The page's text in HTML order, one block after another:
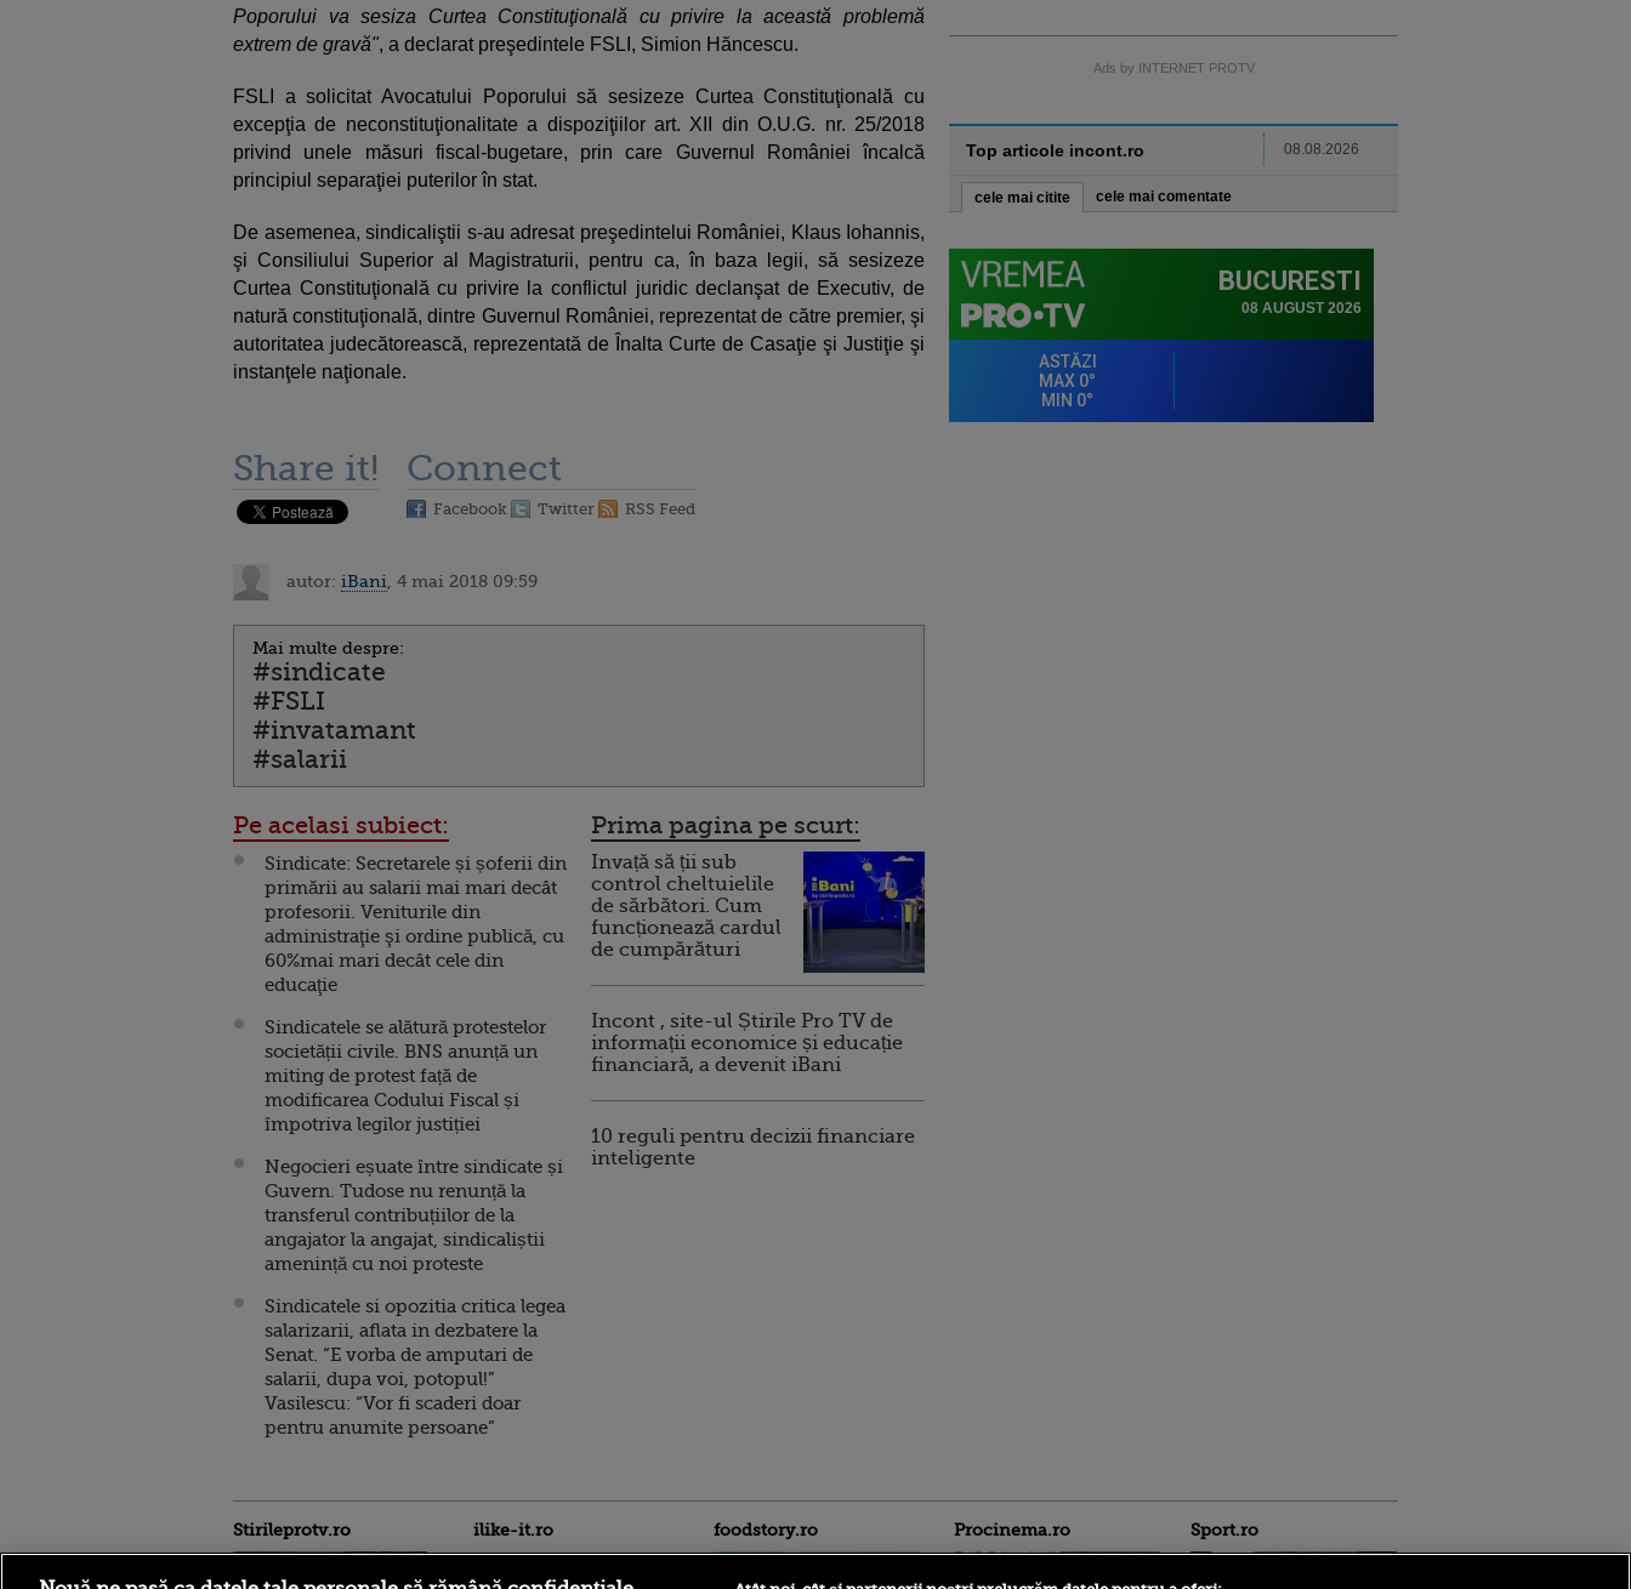
Poporului va sesiza Curtea Constituţională cu privire la această problemă
extrem de gravă", a declarat preşedintele FSLI, Simion Hăncescu.
FSLI a solicitat Avocatului Poporului să sesizeze Curtea Constituţională cu
excepţia de neconstituţionalitate a dispoziţiilor art. XII din O.U.G. nr. 25/2018
privind unele măsuri fiscal-bugetare, prin care Guvernul României încalcă
principiul separaţiei puterilor în stat.
De asemenea, sindicaliştii s-au adresat preşedintelui României, Klaus Iohannis,
şi Consiliului Superior al Magistraturii, pentru ca, în baza legii, să sesizeze
Curtea Constituţională cu privire la conflictul juridic declanşat de Executiv, de
natură constituţională, dintre Guvernul României, reprezentat de către premier, şi
autoritatea judecătorească, reprezentată de Înalta Curte de Casaţie şi Justiţie şi
instanţele naţionale.
Share it! Connect
Facebook Twitter RSS Feed
autor: iBani , 4 mai 2018 09:59
Mai multe despre:
#sindicate
#FSLI
#invatamant
#salarii
Pe acelasi subiect:
Sindicate: Secretarele și șoferii din
primării au salarii mai mari decât
profesorii. Veniturile din
administraţie şi ordine publică, cu
60%mai mari decât cele din
educaţie
Sindicatele se alătură protestelor
societății civile. BNS anunță un
miting de protest față de
modificarea Codului Fiscal și
împotriva legilor justiției
Negocieri eșuate între sindicate și
Guvern. Tudose nu renunță la
transferul contribuțiilor de la
angajator la angajat, sindicaliștii
amenință cu noi proteste
Sindicatele si opozitia critica legea
salarizarii, aflata in dezbatere la
Senat. “E vorba de amputari de
salarii, dupa voi, potopul!”
Vasilescu: “Vor fi scaderi doar
pentru anumite persoane”
Prima pagina pe scurt:
Invață să ții sub
control cheltuielile
de sărbători. Cum
funcționează cardul
de cumpărături
Incont , site-ul Știrile Pro TV de
informații economice și educație
financiară, a devenit iBani
10 reguli pentru decizii financiare
inteligente
Ads by INTERNET PROTV
Top articole incont.ro 08.08.2026
cele mai citite cele mai comentate
Stirileprotv.ro ilike-it.ro foodstory.ro Procinema.ro Sport.ro